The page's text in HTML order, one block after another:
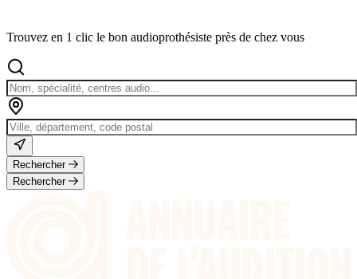
Trouvez en 1 clic le bon audioprothésiste près de chez vous
Rechercher
Rechercher